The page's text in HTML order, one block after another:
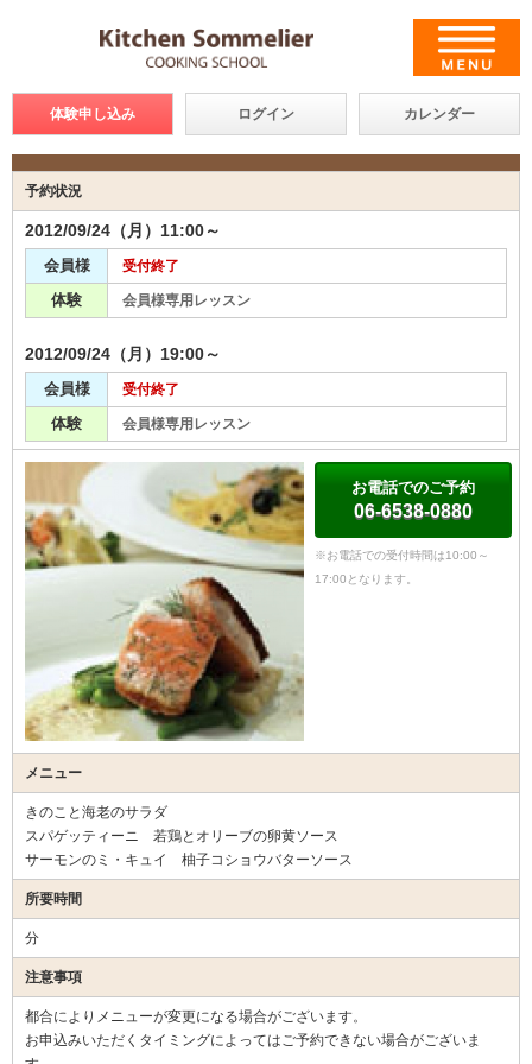
体験申し込み ログイン カレンダー
予約状況
2012/09/24（月）11:00～
会員様 受付終了
体験 会員様専用レッスン
2012/09/24（月）19:00～
会員様 受付終了
体験 会員様専用レッスン
お電話でのご予約
06-6538-0880
※お電話での受付時間は10:00～
17:00となります。
メニュー
きのこと海老のサラダ
スパゲッティーニ 若鶏とオリーブの卵黄ソース
サーモンのミ・キュイ 柚子コショウバターソース
所要時間
分
注意事項
都合によりメニューが変更になる場合がございます。
お申込みいただくタイミングによってはご予約できない場合がございま